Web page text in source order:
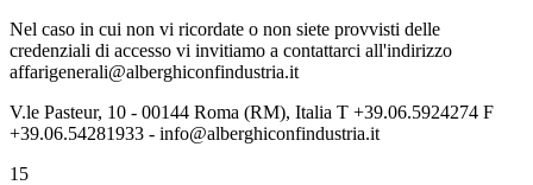
Nel caso in cui non vi ricordate o non siete provvisti delle
credenziali di accesso vi invitiamo a contattarci all'indirizzo
affarigenerali@alberghiconfindustria.it
V.le Pasteur, 10 - 00144 Roma (RM), Italia T +39.06.5924274 F
+39.06.54281933 - info@alberghiconfindustria.it
15